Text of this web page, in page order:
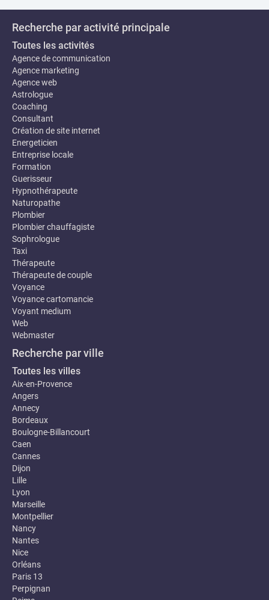
Recherche par activité principale
Toutes les activités
Agence de communication
Agence marketing
Agence web
Astrologue
Coaching
Consultant
Création de site internet
Energeticien
Entreprise locale
Formation
Guerisseur
Hypnothérapeute
Naturopathe
Plombier
Plombier chauffagiste
Sophrologue
Taxi
Thérapeute
Thérapeute de couple
Voyance
Voyance cartomancie
Voyant medium
Web
Webmaster
Recherche par ville
Toutes les villes
Aix-en-Provence
Angers
Annecy
Bordeaux
Boulogne-Billancourt
Caen
Cannes
Dijon
Lille
Lyon
Marseille
Montpellier
Nancy
Nantes
Nice
Orléans
Paris 13
Perpignan